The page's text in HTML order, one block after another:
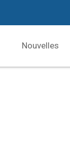
Nouvelles